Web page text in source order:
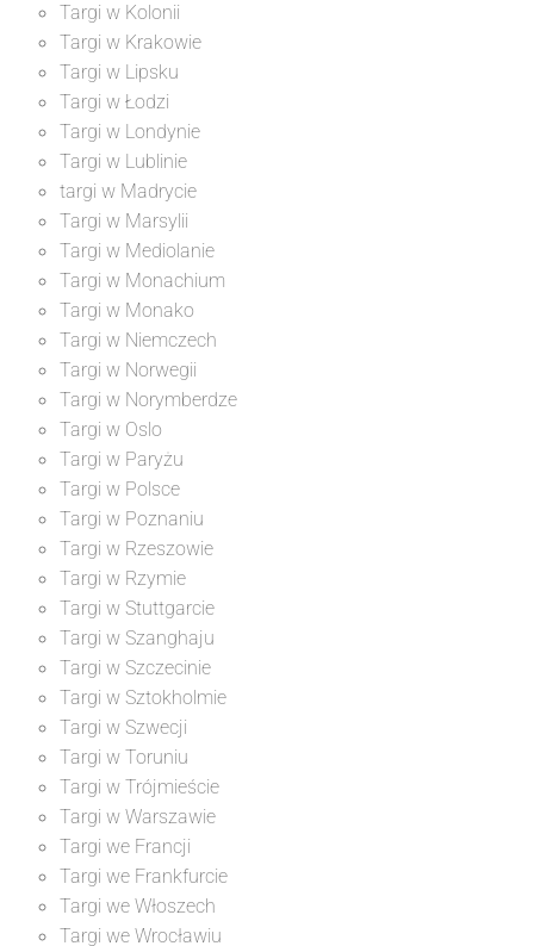
Targi w Kolonii
Targi w Krakowie
Targi w Lipsku
Targi w Łodzi
Targi w Londynie
Targi w Lublinie
targi w Madrycie
Targi w Marsylii
Targi w Mediolanie
Targi w Monachium
Targi w Monako
Targi w Niemczech
Targi w Norwegii
Targi w Norymberdze
Targi w Oslo
Targi w Paryżu
Targi w Polsce
Targi w Poznaniu
Targi w Rzeszowie
Targi w Rzymie
Targi w Stuttgarcie
Targi w Szanghaju
Targi w Szczecinie
Targi w Sztokholmie
Targi w Szwecji
Targi w Toruniu
Targi w Trójmieście
Targi w Warszawie
Targi we Francji
Targi we Frankfurcie
Targi we Włoszech
Targi we Wrocławiu